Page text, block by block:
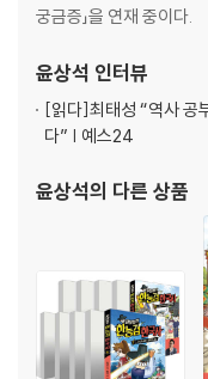
궁금증」을 연재 중이다.
윤상석 인터뷰
[읽다]최태성 “역사 공
다” | 예스24
윤상석의 다른 상품